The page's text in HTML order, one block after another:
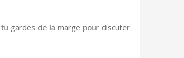
gardes de la marge pour discuter